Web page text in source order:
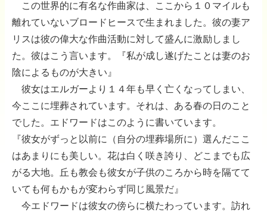
この世界的に有名な作曲家は、ここから１０マイルも
離れていないブロードヒースで生まれました。彼の妻ア
リスは彼の偉大な作曲活動に対して盛んに激励しまし
た。彼はこう言います。『私が成し遂げたことは妻のお
陰によるものが大きい』
彼女はエルガーより１４年も早く亡くなってしまい、
今ここに埋葬されています。それは、ある春の日のこと
でした。エドワードはこのように書いています。
『彼女がずっと以前に（自分の埋葬場所に）選んだここ
はあまりにも美しい。花は白く咲き誇り、どこまでも広
がる大地。丘も教会も彼女が子供のころから時を隔てて
いても何もかもが変わらず同じ風景だ』
今エドワードは彼女の傍らに横たわっています。訪れ